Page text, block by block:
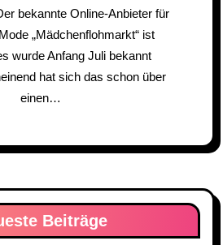
bekannte Online-Anbieter für
„Mädchenflohmarkt“ ist
wurde Anfang Juli bekannt
hat sich das schon über
einen…
Beiträge